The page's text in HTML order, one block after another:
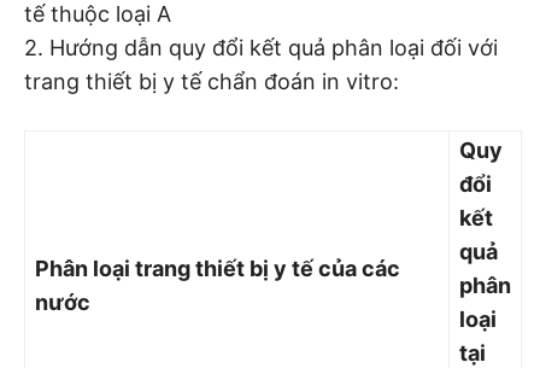
tế thuộc loại A
2. Hướng dẫn quy đổi kết quả phân loại đối với
trang thiết bị y tế chẩn đoán in vitro:
Phân loại trang thiết bị y tế của các
nước
Quy
đổi
kết
quả
phân
loại
tại